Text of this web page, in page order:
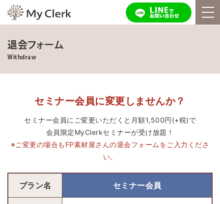
退会フォーム
Withdraw
セミナー会員に変更しませんか？
セミナー会員にご変更いただくと月額1,500円(+税)で
会員限定MyClerkセミナーが受け放題！
※ご変更の場合もFP素材屋さんの退会フォームをご入力くださ
い。
プラン名 セミナー会員